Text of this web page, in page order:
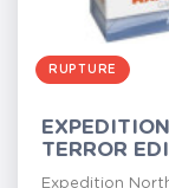
RUPTURE
TERROR
Expedition